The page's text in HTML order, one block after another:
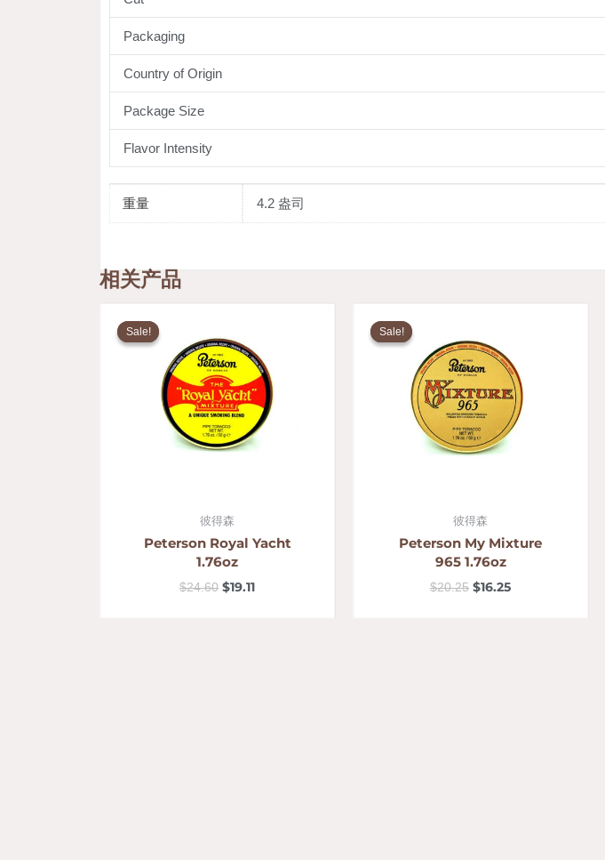
Packaging
Country of Origin
Package Size
Flavor Intensity
重量 4.2 盎司
相关产品
Sale!
Sale!
彼得森
Peterson Royal Yacht
1.76oz
$24.60
为：
$24.60。
$19.11
格
为：
$19.11。
Sale!
Sale!
彼得森
Peterson My Mixture
965 1.76oz
$20.25
为：
$20.25。
$16.25
为：
$16.25。